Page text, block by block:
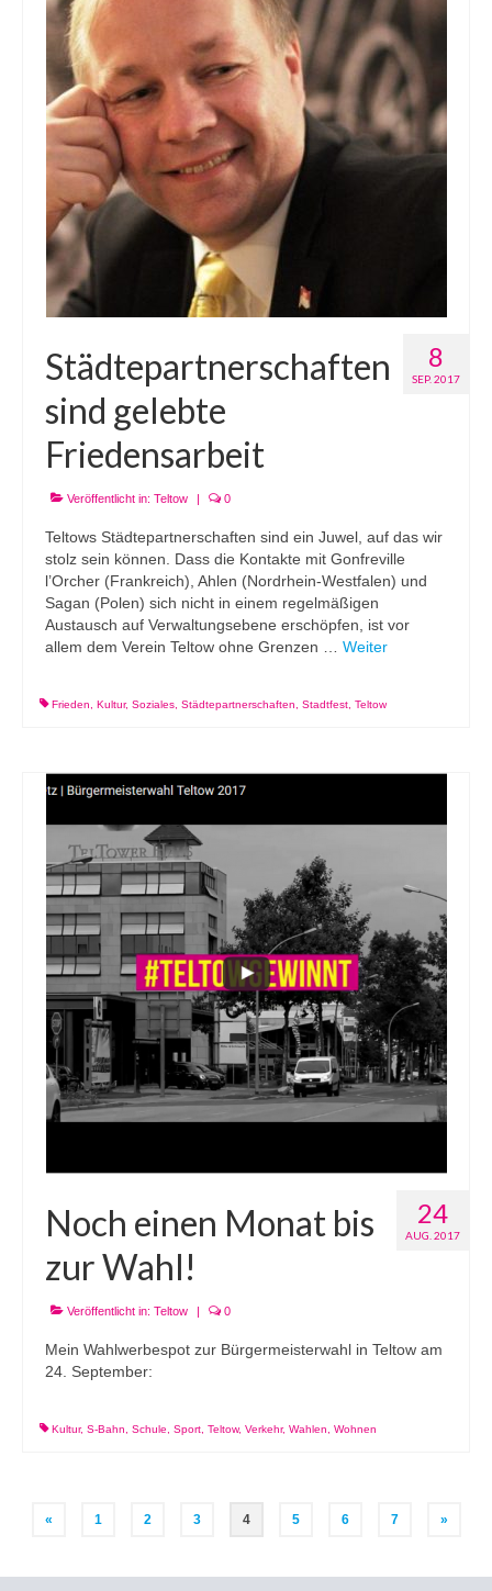
8
SEP. 2017
Städtepartnerschaften
sind gelebte
Friedensarbeit
Veröffentlicht in: Teltow | 0
Teltows Städtepartnerschaften sind ein Juwel, auf das wir
stolz sein können. Dass die Kontakte mit Gonfreville
l’Orcher (Frankreich), Ahlen (Nordrhein-Westfalen) und
Sagan (Polen) sich nicht in einem regelmäßigen
Austausch auf Verwaltungsebene erschöpfen, ist vor
allem dem Verein Teltow ohne Grenzen … Weiter
Frieden Kultur, Soziales Städtepartnerschaften Stadtfest Teltow
24
AUG. 2017
Noch einen Monat bis
zur Wahl!
Veröffentlicht in: Teltow | 0
Mein Wahlwerbespot zur Bürgermeisterwahl in Teltow am
24. September:
Kultur, S-Bahn Schule Sport Teltow, Verkehr, Wahlen Wohnen
Beitragsnavigation
« 1 2 3 4 5 6 7 »